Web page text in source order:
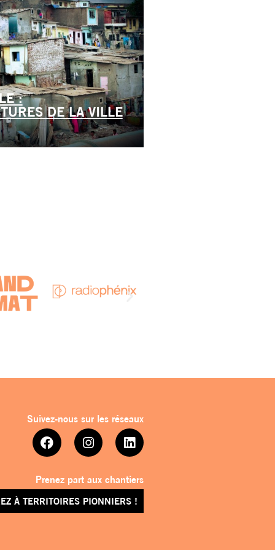
:
DE LA VILLE
Suivez-nous sur les réseaux
Prenez part aux chantiers
À TERRITOIRES PIONNIERS !